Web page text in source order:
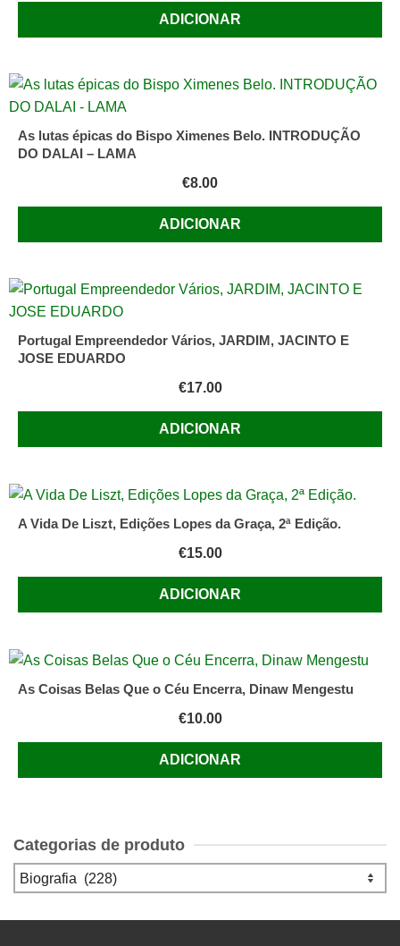
ADICIONAR
As lutas épicas do Bispo Ximenes Belo. INTRODUÇÃO
DO DALAI – LAMA
€8.00
ADICIONAR
Portugal Empreendedor Vários, JARDIM, JACINTO E
JOSE EDUARDO
€17.00
ADICIONAR
A Vida De Liszt, Edições Lopes da Graça, 2ª Edição.
€15.00
ADICIONAR
As Coisas Belas Que o Céu Encerra, Dinaw Mengestu
€10.00
ADICIONAR
Categorias de produto